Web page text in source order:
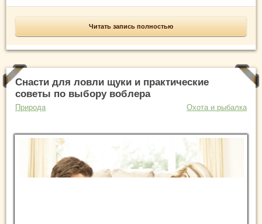
Читать запись полностью
Снасти для ловли щуки и практические
советы по выбору воблера
Природа Охота и рыбалка